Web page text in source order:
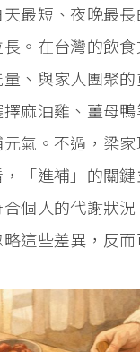
最短、夜晚最
。在台灣的飲
、與家人團聚
麻油雞、薑母鴨
氣。不過，梁家
「進補」的關
個人的代謝狀
這些差異，反